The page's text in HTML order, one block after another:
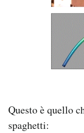
Questo è quello
spaghetti: